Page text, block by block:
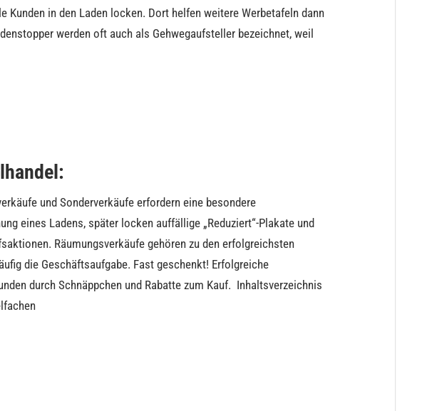
Kunden in den Laden locken. Dort helfen weitere Werbetafeln dann
werden oft auch als Gehwegaufsteller bezeichnet, weil
und Sonderverkäufe erfordern eine besondere
eines Ladens, später locken auffällige „Reduziert“-Plakate und
Räumungs­verkäufe gehören zu den erfolgreichsten
die Geschäftsaufgabe. Fast geschenkt! Erfolgreiche
durch Schnäppchen und Rabatte zum Kauf. Inhaltsverzeichnis